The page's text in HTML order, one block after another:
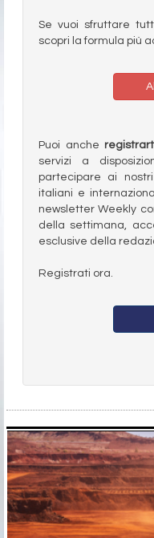
Se vuoi sfruttare
scopri la formula più
Puoi anche
servizi a
partecipare ai
italiani e
newsletter Weekly
della settimana,
esclusive della
Registrati ora.